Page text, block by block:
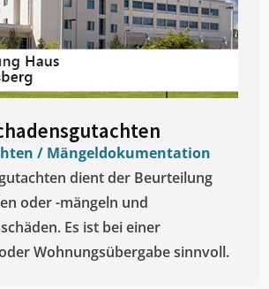
/ Mängeldokumentation
dient der Beurteilung
oder -mängeln und
Es ist bei einer
Wohnungsübergabe sinnvoll.